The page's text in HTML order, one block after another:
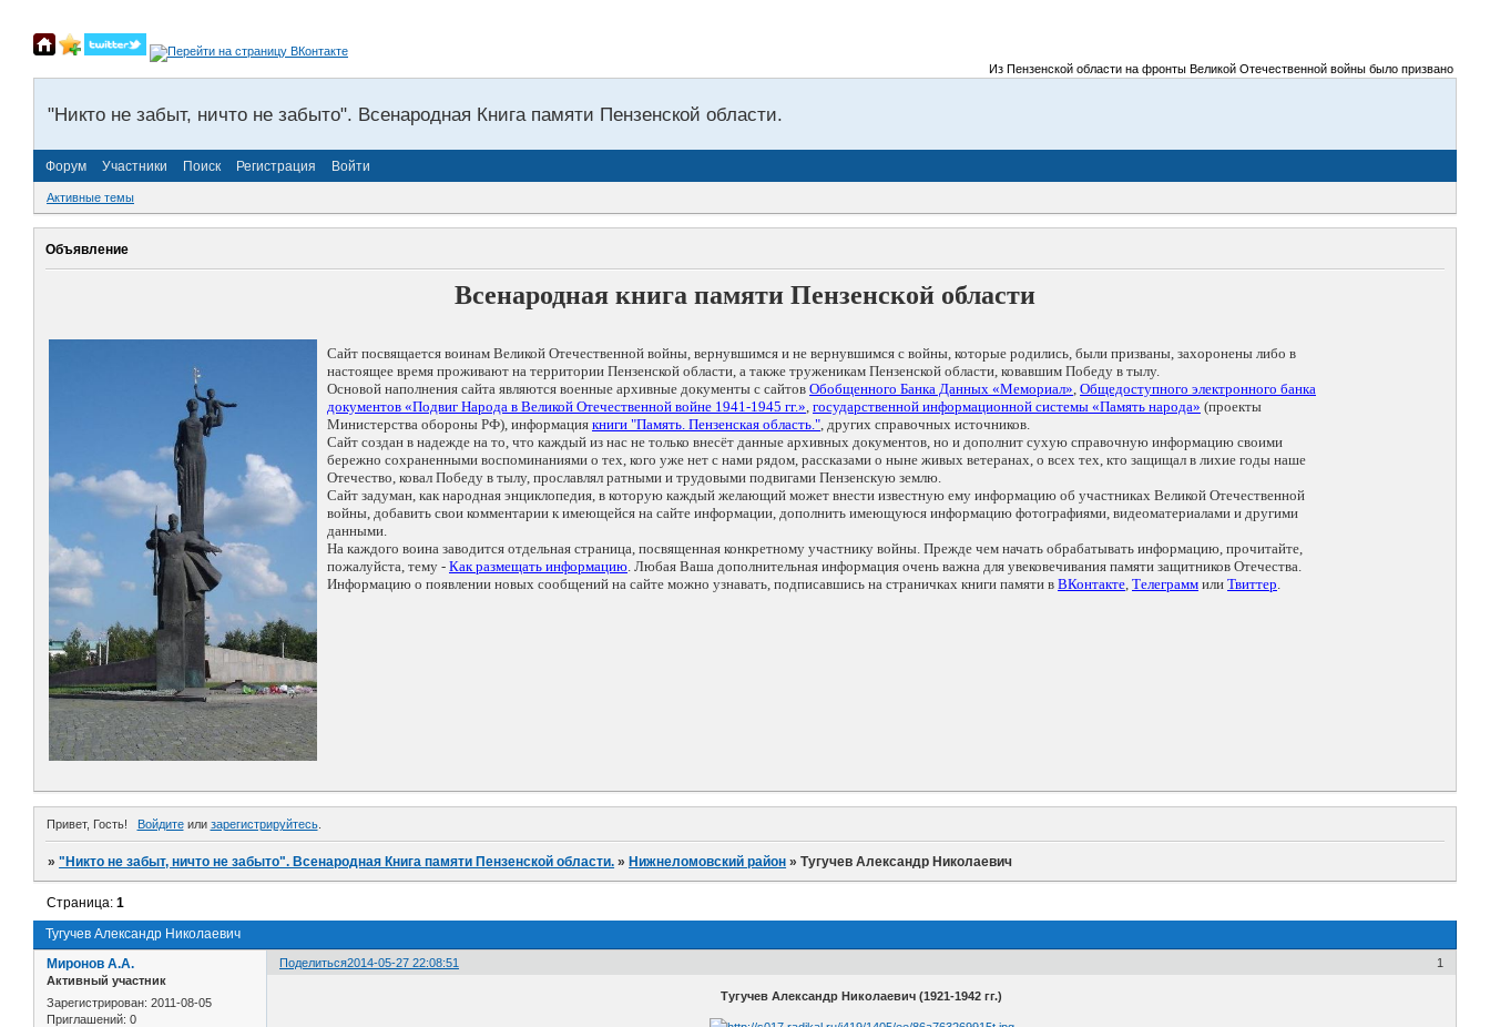
Из Пензенской области на фронты Великой Отечественной войны было призвано
"Никто не забыт, ничто не забыто". Всенародная Книга памяти Пензенской области.
Форум Участники Поиск Регистрация Войти
Активные темы
Объявление
Всенародная книга памяти Пензенской области
Сайт посвящается воинам Великой Отечественной войны, вернувшимся и не вернувшимся с войны, которые родились, были призваны, захоронены либо в
настоящее время проживают на территории Пензенской области, а также труженикам Пензенской области, ковавшим Победу в тылу.
Основой наполнения сайта являются военные архивные документы с сайтов Обобщенного Банка Данных «Мемориал», Общедоступного электронного банка
документов «Подвиг Народа в Великой Отечественной войне 1941-1945 гг.», государственной информационной системы «Память народа» (проекты
Министерства обороны РФ), информация книги "Память. Пензенская область.", других справочных источников.
Сайт создан в надежде на то, что каждый из нас не только внесёт данные архивных документов, но и дополнит сухую справочную информацию своими
бережно сохраненными воспоминаниями о тех, кого уже нет с нами рядом, рассказами о ныне живых ветеранах, о всех тех, кто защищал в лихие годы наше
Отечество, ковал Победу в тылу, прославлял ратными и трудовыми подвигами Пензенскую землю.
Сайт задуман, как народная энциклопедия, в которую каждый желающий может внести известную ему информацию об участниках Великой Отечественной
войны, добавить свои комментарии к имеющейся на сайте информации, дополнить имеющуюся информацию фотографиями, видеоматериалами и другими
данными.
На каждого воина заводится отдельная страница, посвященная конкретному участнику войны. Прежде чем начать обрабатывать информацию, прочитайте,
пожалуйста, тему - Как размещать информацию. Любая Ваша дополнительная информация очень важна для увековечивания памяти защитников Отечества.
Информацию о появлении новых сообщений на сайте можно узнавать, подписавшись на страничках книги памяти в ВКонтакте, Телеграмм или Твиттер.
Привет, Гость! Войдитеили зарегистрируйтесь.
»"Никто не забыт, ничто не забыто". Всенародная Книга памяти Пензенской области. » Нижнеломовский район »Тугучев Александр Николаевич
Тугучев Александр Николаевич
Страница:1
Поделиться 1
2014-05-27 22:08:51
Миронов А.А.
Активный участник
Зарегистрирован: 2011-08-05
Приглашений: 0
Тугучев Александр Николаевич (1921-1942 гг.)